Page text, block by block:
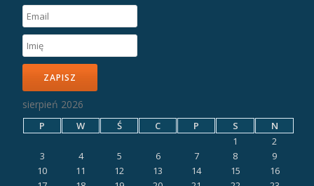
ZAPISZ
sierpień 2026
P W Ś C P S
N
1
2
3
4 5 6 7 8
9
10
11 12 13 14 15
16